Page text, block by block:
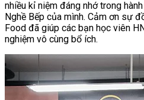
nhiều kỉ niệm đáng nhớ trong
Nghề Bếp của mình. Cảm ơn sự
Food đã giúp các bạn học viên
nghiệm vô cùng bổ ích.